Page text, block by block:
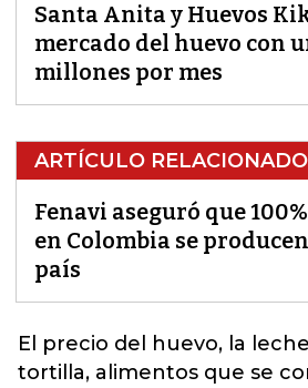
Santa Anita y Huevos
mercado del huevo con
millones por mes
ARTÍCULO RELACIONADO
Fenavi aseguró que
en Colombia se
país
El precio del huevo, la
tortilla, alimentos que se